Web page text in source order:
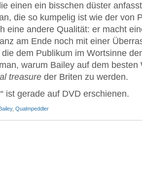
einen ein bisschen düster
die so kumpelig ist wie der von
eine andere Qualität: er macht
am Ende noch mit einer
dem Publikum im Wortsinne
warum Bailey auf dem besten
treasure der Briten zu werden.
ist gerade auf DVD erschienen.
, Qualmpeddler